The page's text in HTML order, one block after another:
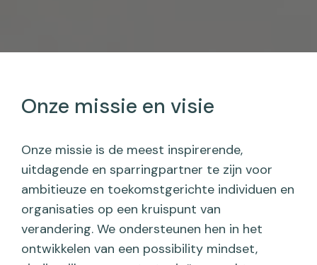
Onze missie en visie
Onze missie is de meest inspirerende,
uitdagende en sparringpartner te zijn voor
ambitieuze en toekomstgerichte individuen en
organisaties op een kruispunt van
verandering. We ondersteunen hen in het
ontwikkelen van een possibility mindset,